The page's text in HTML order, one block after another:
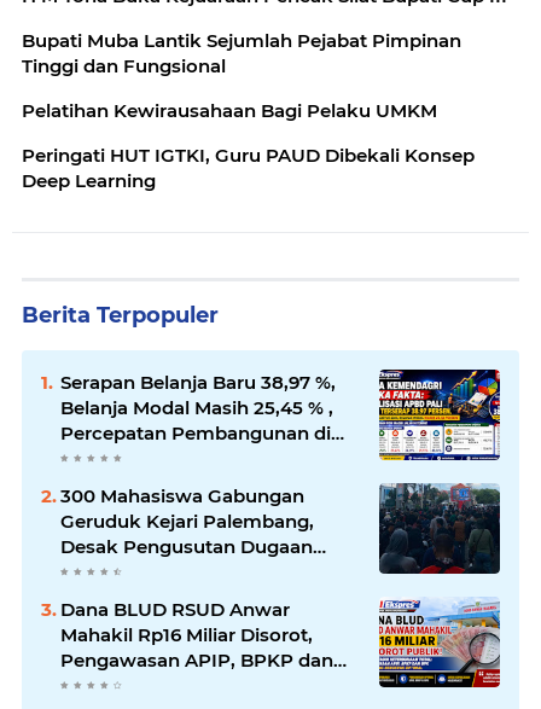
Bupati Muba Lantik Sejumlah Pejabat Pimpinan
Tinggi dan Fungsional
Pelatihan Kewirausahaan Bagi Pelaku UMKM
Peringati HUT IGTKI, Guru PAUD Dibekali Konsep
Deep Learning
Berita Terpopuler
Serapan Belanja Baru 38,97 %,
Belanja Modal Masih 25,45 % ,
Percepatan Pembangunan di
PALI Dipertanyakan
300 Mahasiswa Gabungan
Geruduk Kejari Palembang,
Desak Pengusutan Dugaan
Korupsi Tanpa Tebang Pilih
Dana BLUD RSUD Anwar
Mahakil Rp16 Miliar Disorot,
Pengawasan APIP, BPKP dan
BPK Harus Bergerak Optimal